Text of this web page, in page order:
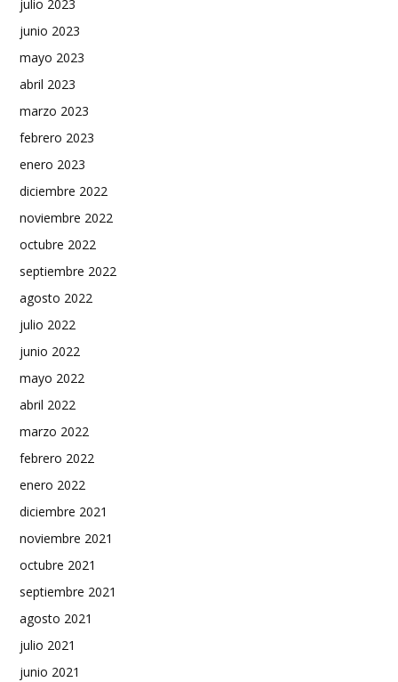
julio 2023
junio 2023
mayo 2023
abril 2023
marzo 2023
febrero 2023
enero 2023
diciembre 2022
noviembre 2022
octubre 2022
septiembre 2022
agosto 2022
julio 2022
junio 2022
mayo 2022
abril 2022
marzo 2022
febrero 2022
enero 2022
diciembre 2021
noviembre 2021
octubre 2021
septiembre 2021
agosto 2021
julio 2021
junio 2021